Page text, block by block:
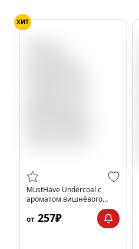
ХИТ
MustHave Undercoal с
ароматом вишнёвого
от 257₽